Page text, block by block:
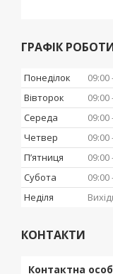
ГРАФІК
Понеділок 09:00
Вівторок
09:00
Середа
09:00
Четвер
09:00
Пʼятниця
09:00
Субота
09:00
Неділя
КОНТАКТИ